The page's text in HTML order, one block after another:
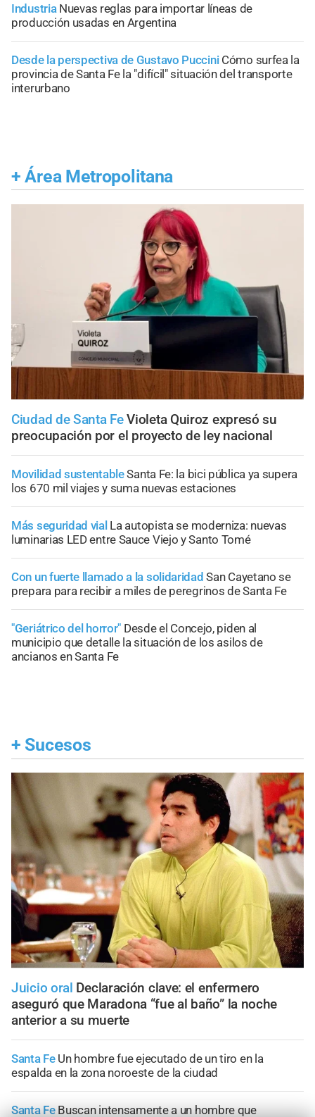
Industria Nuevas reglas para importar líneas de
producción usadas en Argentina
Desde la perspectiva de Gustavo Puccini Cómo surfea la
provincia de Santa Fe la "difícil" situación del transporte
interurbano
+ Área Metropolitana
Ciudad de Santa Fe Violeta Quiroz expresó su
preocupación por el proyecto de ley nacional
Movilidad sustentableSanta Fe: la bici pública ya supera
los 670 mil viajes y suma nuevas estaciones
Más seguridad vial La autopista se moderniza: nuevas
luminarias LED entre Sauce Viejo y Santo Tomé
Con un fuerte llamado a la solidaridad San Cayetano se
prepara para recibir a miles de peregrinos de Santa Fe
"Geriátrico del horror" Desde el Concejo, piden al
municipio que detalle la situación de los asilos de
ancianos en Santa Fe
+ Sucesos
Juicio oral Declaración clave: el enfermero
aseguró que Maradona “fue al baño” la noche
anterior a su muerte
Santa Fe Un hombre fue ejecutado de un tiro en la
espalda en la zona noroeste de la ciudad
Santa Fe Buscan intensamente a un hombre que